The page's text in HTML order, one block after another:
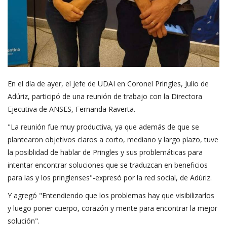
En el día de ayer, el Jefe de UDAI en Coronel Pringles, Julio de
Adúriz, participó de una reunión de trabajo con la Directora
Ejecutiva de ANSES, Fernanda Raverta.
"La reunión fue muy productiva, ya que además de que se
plantearon objetivos claros a corto, mediano y largo plazo, tuve
la posiblidad de hablar de Pringles y sus problemáticas para
intentar encontrar soluciones que se traduzcan en beneficios
para las y los pringlenses"-expresó por la red social, de Adúriz.
Y agregó "Entendiendo que los problemas hay que visibilizarlos
y luego poner cuerpo, corazón y mente para encontrar la mejor
solución".